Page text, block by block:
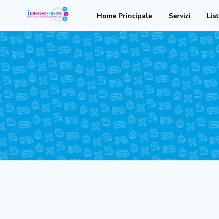
Home Principale Servizi